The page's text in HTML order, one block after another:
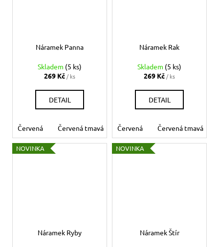
Náramek Panna
Skladem (5 ks)
269 Kč / ks
DETAIL
Červená Červená tmavá Bílá Béžová Šedá
Náramek Rak
Skladem (5 ks)
269 Kč / ks
DETAIL
Červená Červená tmavá
NOVINKA
Náramek Ryby
NOVINKA
Náramek Štír